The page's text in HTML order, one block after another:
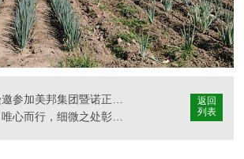
返回
列表
孙维怡：唯心而行，细微之处彰显专业